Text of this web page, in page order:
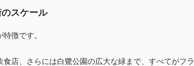
スケール
徴です。
店、さらには白鷺公園の広大な緑まで、すべてがフラ